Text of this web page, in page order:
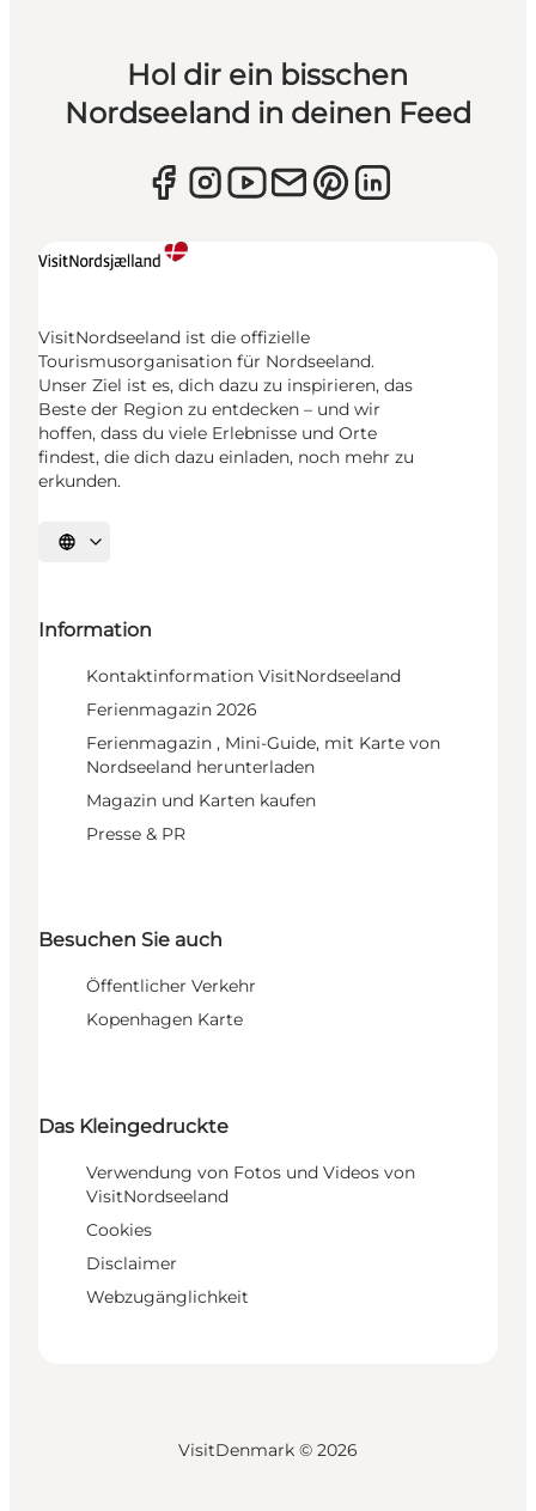
Hol dir ein bisschen
Nordseeland in deinen Feed
VisitNordseeland ist die offizielle
Tourismusorganisation für Nordseeland.
Unser Ziel ist es, dich dazu zu inspirieren, das
Beste der Region zu entdecken – und wir
hoffen, dass du viele Erlebnisse und Orte
findest, die dich dazu einladen, noch mehr zu
erkunden.
Sprache auswählen
Information
Kontaktinformation VisitNordseeland
Ferienmagazin 2026
Ferienmagazin , Mini-Guide, mit Karte von
Nordseeland herunterladen
Magazin und Karten kaufen
Presse & PR
Besuchen Sie auch
Öffentlicher Verkehr
Kopenhagen Karte
Das Kleingedruckte
Verwendung von Fotos und Videos von
VisitNordseeland
Cookies
Disclaimer
Webzugänglichkeit
VisitDenmark © 2026